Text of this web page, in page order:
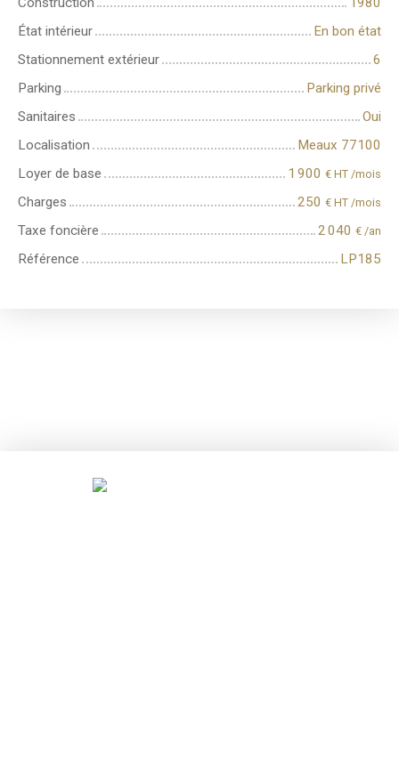
État intérieur
En bon état
Stationnement extérieur
6
Parking
Parking privé
Sanitaires
Oui
Localisation
Meaux 77100
Loyer de base
1 900 € HT /mois
Charges 250 € HT /mois
Taxe foncière 2 040 € /an
Référence LP185